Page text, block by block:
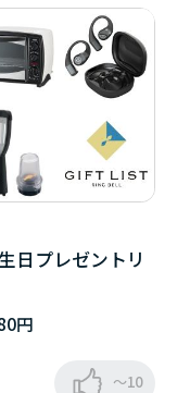
日プレゼントリ
円
～10